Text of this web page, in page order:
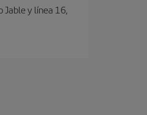
Jable y línea 16,